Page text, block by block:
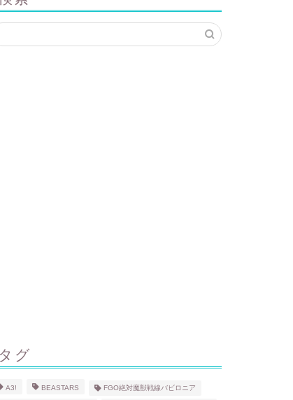
タグ
A3! BEASTARS FGO絶対魔獣戦線バビロニア